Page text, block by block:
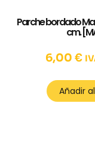
Parche bordado
cm.
6,00 €
Añadir